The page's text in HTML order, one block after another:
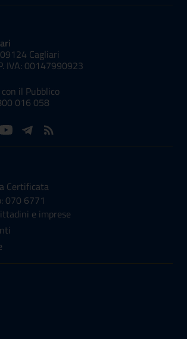
Cagliari
IVA: 00147990923
il Pubblico
016 058
Certificata
070 6771
e imprese